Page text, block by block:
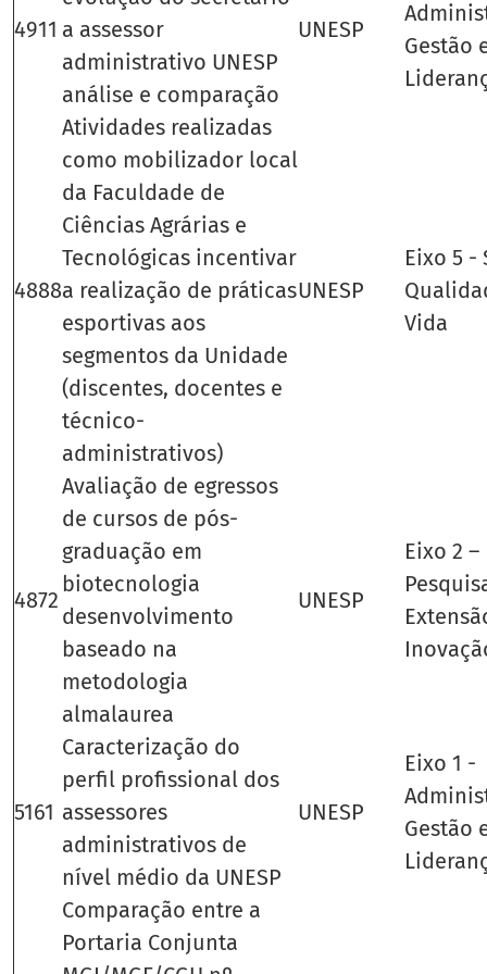
4911 a assessor
administrativo UNESP
análise e comparação
UNESP
Gestão
4888
Atividades realizadas
como mobilizador local
da Faculdade de
Ciências Agrárias e
Tecnológicas incentivar
a realização de práticas
esportivas aos
segmentos da Unidade
(discentes, docentes e
técnico-
administrativos)
UNESP
Eixo 5 -
Vida
4872
Avaliação de egressos
de cursos de pós-
graduação em
biotecnologia
desenvolvimento
baseado na
metodologia
almalaurea
UNESP
Eixo 2
5161
Caracterização do
perfil profissional dos
assessores
administrativos de
nível médio da UNESP
UNESP
Eixo 1 -
Gestão
Comparação entre a
Portaria Conjunta